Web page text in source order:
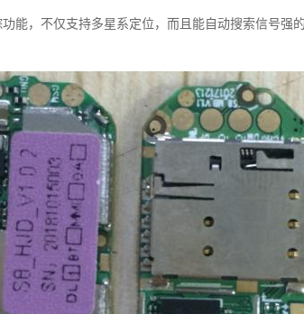
能，不仅支持多星系定位，而且能自动搜索信号强